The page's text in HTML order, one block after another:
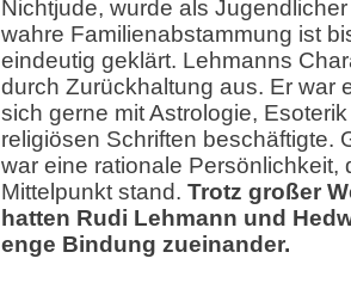
Nichtjude, wurde als
wahre Familienabstammung ist
eindeutig geklärt. Lehmanns
durch Zurückhaltung aus. Er war
sich gerne mit Astrologie,
religiösen Schriften beschäftigte.
war eine rationale Persönlichkeit,
Mittelpunkt stand. Trotz großer
hatten Rudi Lehmann und
enge Bindung zueinander.